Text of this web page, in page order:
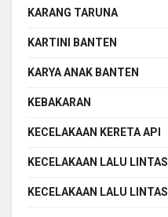
KARANG TARUNA
KARTINI BANTEN
KARYA ANAK BANTEN
KEBAKARAN
KECELAKAAN KERETA API
KECELAKAAN LALU LINTAS
KECELAKAAN LALU LINTAS